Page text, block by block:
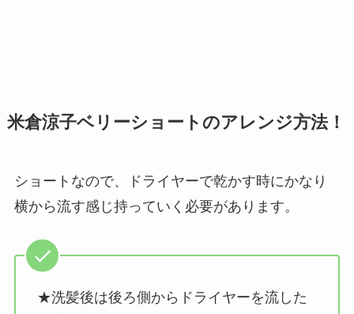
米倉涼子ベリーショートのアレンジ方法！
ショートなので、ドライヤーで乾かす時にかなり
横から流す感じ持っていく必要があります。
★洗髪後は後ろ側からドライヤーを流した